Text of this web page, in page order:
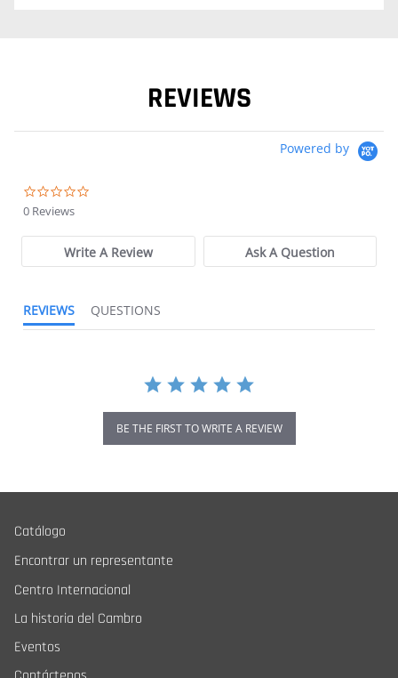
REVIEWS
Powered by
0 Reviews
Write A Review Ask A Question
REVIEWS QUESTIONS
BE THE FIRST TO WRITE A REVIEW
Catálogo
Encontrar un representante
Centro Internacional
La historia del Cambro
Eventos